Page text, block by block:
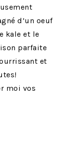
d’un oeuf
kale et le
parfaite
et
moi vos